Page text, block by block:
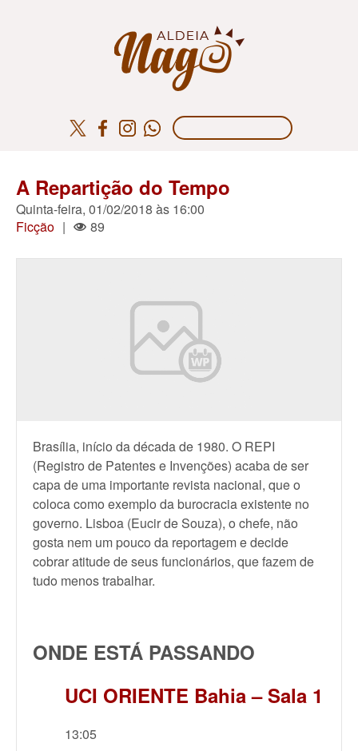
A Repartição do Tempo
Quinta-feira, 01/02/2018 às 16:00
Ficção | 89
Brasília, início da década de 1980. O REPI
(Registro de Patentes e Invenções) acaba de ser
capa de uma importante revista nacional, que o
coloca como exemplo da burocracia existente no
governo. Lisboa (Eucir de Souza), o chefe, não
gosta nem um pouco da reportagem e decide
cobrar atitude de seus funcionários, que fazem de
tudo menos trabalhar.
ONDE ESTÁ PASSANDO
UCI ORIENTE Bahia – Sala 1
13:05